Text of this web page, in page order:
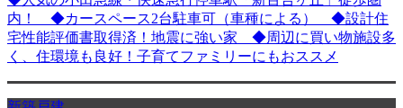
内！ ◆カースペース2台駐車可（車種による） ◆設計住
宅性能評価書取得済！地震に強い家 ◆周辺に買い物施設多
く、住環境も良好！子育てファミリーにもおススメ